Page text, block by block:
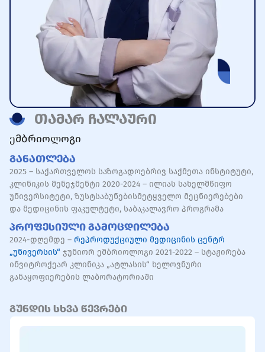
თამარ ჩალაური
ემბრიოლოგი
Განათლება
2025 – საქართველოს საზოგადოებრივ საქმეთა ინსტიტუტი,
კლინიკის მენეჯმენტი 2020-2024 – ილიას სახელმწიფო
უნივერსიტეტი, ზუსტსაბუნებისმეტყველო მეცნიერებები
და მედიცინის ფაკულტეტი, საბაკალავრო პროგრამა
Პროფესიული Გამოცდილება
2024-დღემდე – რეპროდუქციული მედიცინის ცენტრ
„უნივერსის“ ჯუნიორ ემბრიოლოგი 2021-2022 – სტაჟირება
ინვიტროქეარ კლინიკა „ატლასის“ ხელოვნური
განაყოფიერების ლაბორატორიაში
გუნდის სხვა წევრები